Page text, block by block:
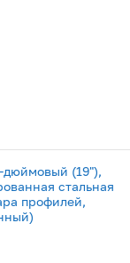
(19"),
стальная
профилей,